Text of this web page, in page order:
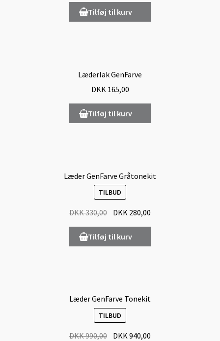
Tilføj til kurv
Læderlak GenFarve
DKK165,00
Tilføj til kurv
Læder GenFarve Gråtonekit
TILBUD
DKK330,00 DKK 280,00
Tilføj til kurv
Læder GenFarve Tonekit
TILBUD
DKK990,00 DKK 940,00